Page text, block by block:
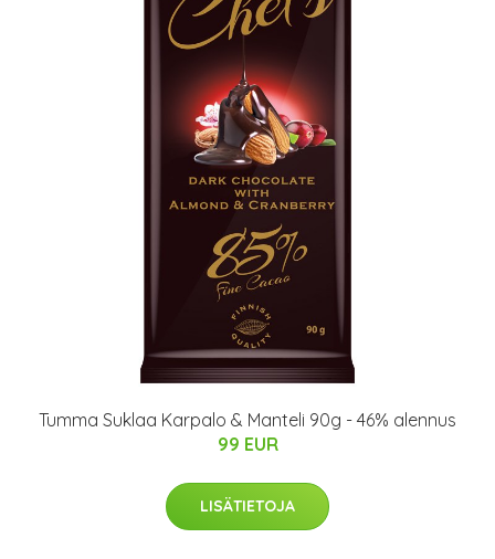
Tumma Suklaa Karpalo & Manteli 90g - 46% alennus
99 EUR
LISÄTIETOJA